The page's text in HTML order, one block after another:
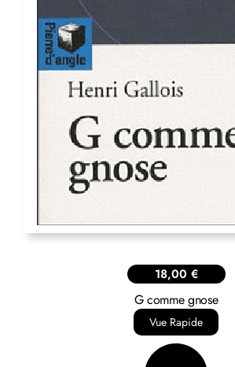
18,00 €
G comme gnose
Vue Rapide